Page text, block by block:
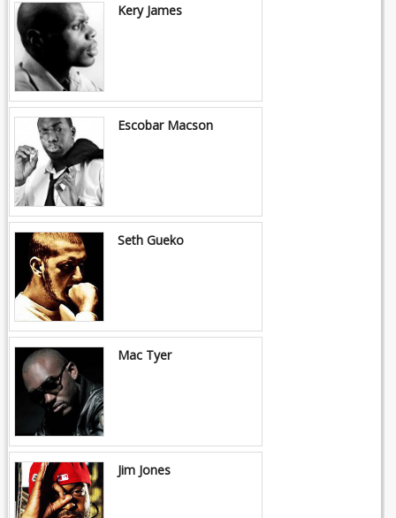
Kery James
Escobar Macson
Seth Gueko
Mac Tyer
Jim Jones